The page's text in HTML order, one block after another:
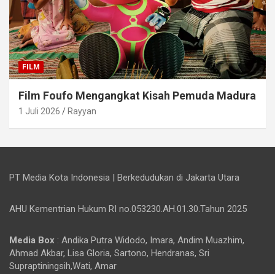
FILM
Film Foufo Mengangkat Kisah Pemuda Madura
1 Juli 2026 Rayyan
PT Media Kota Indonesia | Berkedudukan di Jakarta Utara
AHU Kementrian Hukum RI no.053230.AH.01.30.Tahun 2025
Media Box : Andika Putra Widodo, Imara, Andim Muazhim,
Ahmad Akbar, Lisa Gloria, Sartono, Hendranas, Sri
Supraptiningsih,Wati, Amar